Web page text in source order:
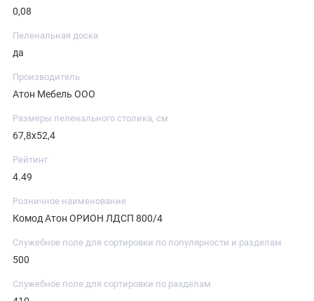
0,08
Пеленальная доска
да
Производитель
Атон Мебель ООО
Размеры пеленального столика, см
67,8х52,4
Рейтинг
4.49
Розничное наименование
Комод Атон ОРИОН ЛДСП 800/4
Служебное поле для сортировки по популярности и разделам
500
Служебное поле для сортировки по разделам